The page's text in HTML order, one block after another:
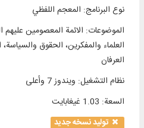
نوع البرنامج: المعجم اللفظي
الموضوعات: الائمة المعصومين عليهم
العلماء والمفكرين، الحقوق
العرفان
نظام التشغیل: ويندوز 7 وأعلی
السعة: 1.03 غيغابايت
تولید نسخه جدید